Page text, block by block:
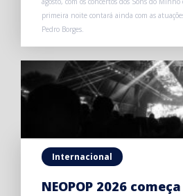
primeira noite contará ainda com as
Pedro Borges.
Internacional
NEOPOP 2026